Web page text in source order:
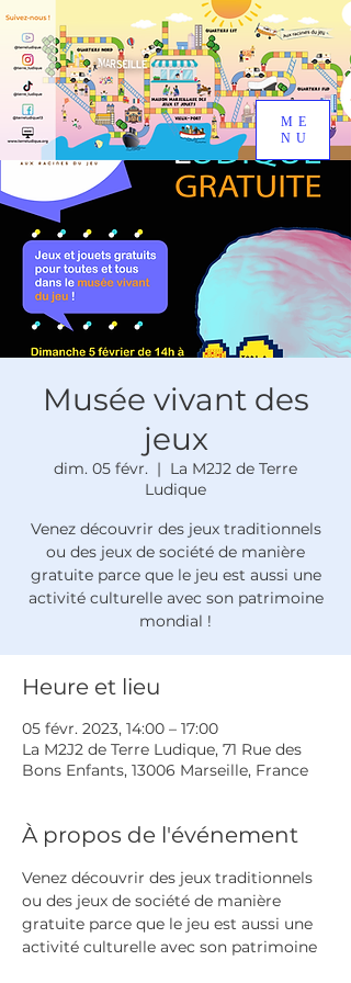
ME
NU
Musée vivant des
jeux
dim. 05 févr.
  |
La M2J2 de Terre
Ludique
Venez découvrir des jeux traditionnels
ou des jeux de société de manière
gratuite parce que le jeu est aussi une
activité culturelle avec son patrimoine
mondial !
Heure et lieu
05 févr. 2023, 14:00 – 17:00
La M2J2 de Terre Ludique, 71 Rue des
Bons Enfants, 13006 Marseille, France
À propos de l'événement
Venez découvrir des jeux traditionnels
ou des jeux de société de manière
gratuite parce que le jeu est aussi une
activité culturelle avec son patrimoine